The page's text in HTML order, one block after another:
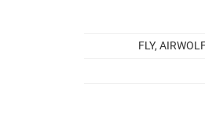
FLY,